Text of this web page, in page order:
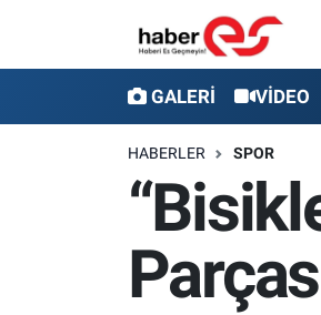
GALERİ VİDEO
HABERLER SPOR
YAZARLAR
GÜNDEM
Eskişehir Nöbetçi Eczaneler
Eskişehir Trafik Yoğunluk
Süper Lig Puan Durumu ve